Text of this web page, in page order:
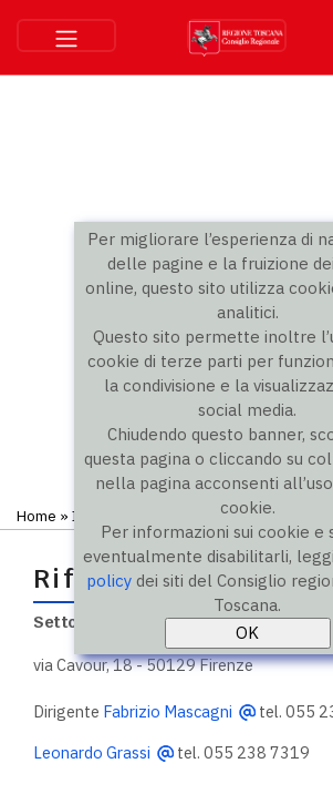
Per migliorare l’esperienza di
delle pagine e la fruizione
online, questo sito utilizza
analitici.
Questo sito permette inoltre
cookie di terze parti per
la condivisione e la
social media.
Chiudendo questo banner,
questa pagina o cliccando su
nella pagina acconsenti
cookie.
Per informazioni sui cookie e
eventualmente disabilitarli,
policy dei siti del Consiglio
Toscana.
Home » Iban
Riferimenti
Settore Bilancio e finanze
via Cavour, 18 - 50129 Firenze
Dirigente Fabrizio Mascagni
tel. 055
Leonardo Grassi
tel. 055 238 7319